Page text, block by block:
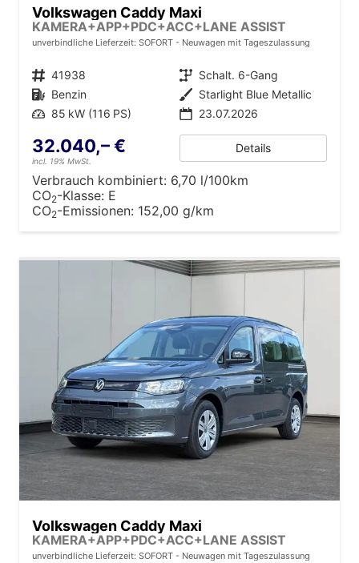
Volkswagen Caddy Maxi
KAMERA+APP+PDC+ACC+LANE ASSIST
unverbindliche Lieferzeit: SOFORT Neuwagen mit Tageszulassung
Fahrzeugnr. 41938 Getriebe Schalt. 6-Gang
Kraftstoff Benzin Außenfarbe Starlight Blue Metallic
Leistung 85 kW (116 PS) 23.07.2026
32.040,– €
incl. 19% MwSt.
Details
Verbrauch kombiniert: 6,70 l/100km
CO2-Klasse: E
CO2-Emissionen: 152,00 g/km
Volkswagen Caddy Maxi
KAMERA+APP+PDC+ACC+LANE ASSIST
unverbindliche Lieferzeit: SOFORT Neuwagen mit Tageszulassung